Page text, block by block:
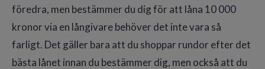
föredra, men bestämmer du dig för att låna 10 000
kronor via en långivare behöver det inte vara så
farligt. Det gäller bara att du shoppar rundor efter det
bästa lånet innan du bestämmer dig, men också att du